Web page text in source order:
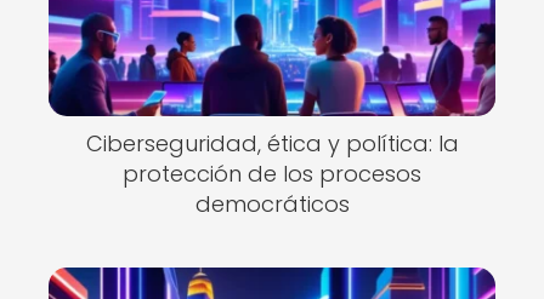
Ciberseguridad, ética y política: la
protección de los procesos
democráticos